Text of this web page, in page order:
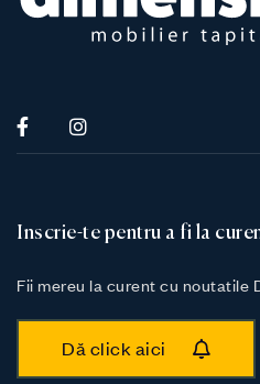
Inscrie-te pentru a fi la
Fii mereu la curent cu noutatile
Dă click aici